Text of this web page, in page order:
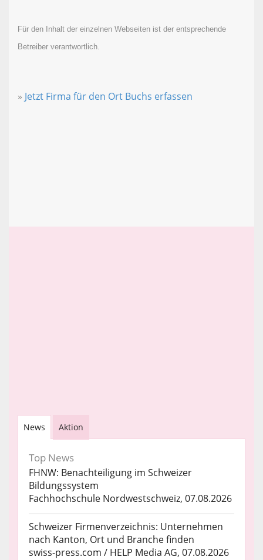
Für den Inhalt der einzelnen Webseiten ist der entsprechende
Betreiber verantwortlich.
» Jetzt Firma für den Ort Buchs erfassen
News Aktion
Top News
FHNW: Benachteiligung im Schweizer
Bildungssystem
Fachhochschule Nordwestschweiz, 07.08.2026
Schweizer Firmenverzeichnis: Unternehmen
nach Kanton, Ort und Branche finden
swiss-press.com / HELP Media AG, 07.08.2026